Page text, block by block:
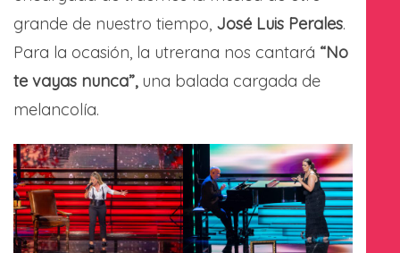
grande de nuestro tiempo, José Luis Perales.
Para la ocasión, la utrerana nos cantará “No
te vayas nunca”,una balada cargada de
melancolía.